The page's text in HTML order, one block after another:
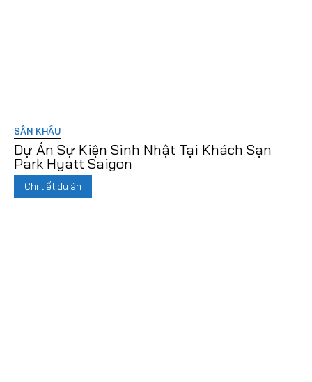
SÂN KHẤU
Dự Án Sự Kiện Sinh Nhật Tại Khách Sạn
Park Hyatt Saigon
Chi tiết dự án